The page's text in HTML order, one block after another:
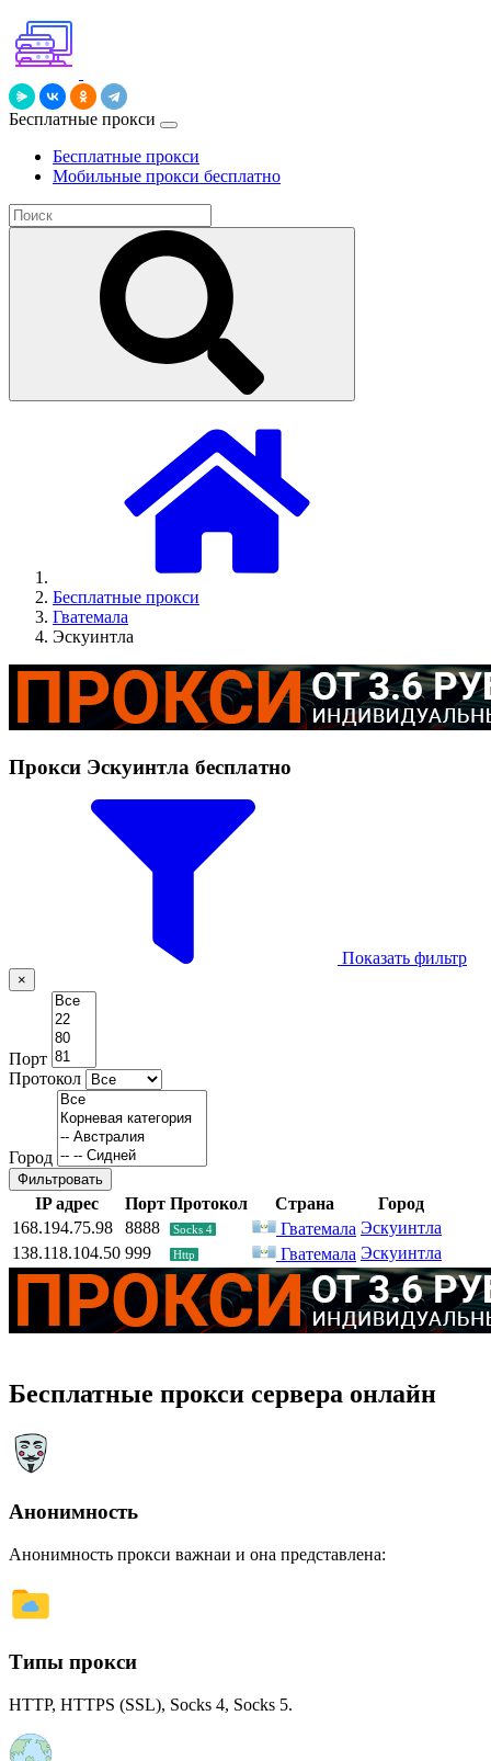
Бесплатные прокси
Бесплатные прокси
Мобильные прокси бесплатно
Бесплатные прокси
Гватемала
Эскуинтла
Прокси Эскуинтла бесплатно
Показать фильтр
×
Порт
Протокол
Город
Фильтровать
IP адрес Порт Протокол Страна
Город
168.194.75.98
8888 Socks 4 Гватемала Эскуинтла
138.118.104.50 999 Http Гватемала Эскуинтла
Бесплатные прокси сервера онлайн
Анонимность
Анонимность прокси важнаи и она представлена:
Типы прокси
HTTP, HTTPS (SSL), Socks 4, Socks 5.